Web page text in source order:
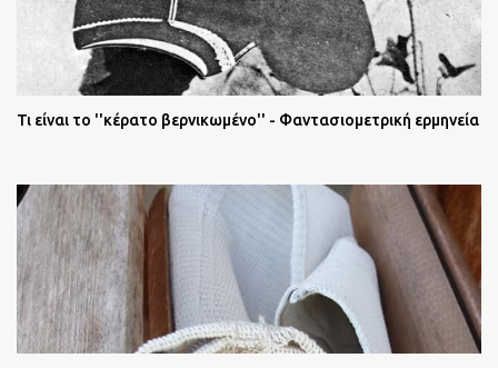
Τι είναι το ''κέρατο βερνικωμένο'' - Φαντασιομετρική ερμηνεία